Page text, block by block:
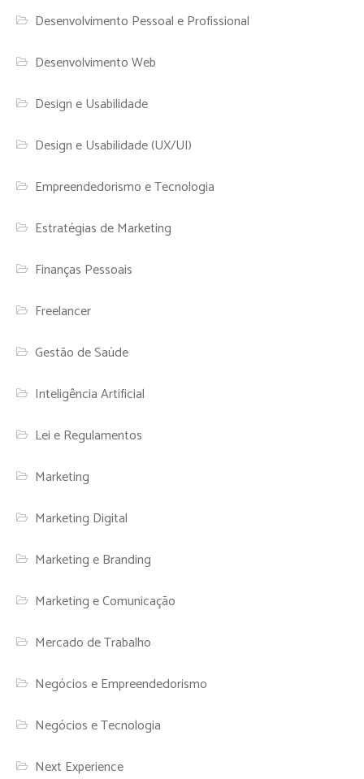
Desenvolvimento Pessoal e Profissional
Desenvolvimento Web
Design e Usabilidade
Design e Usabilidade (UX/UI)
Empreendedorismo e Tecnologia
Estratégias de Marketing
Finanças Pessoais
Freelancer
Gestão de Saúde
Inteligência Artificial
Lei e Regulamentos
Marketing
Marketing Digital
Marketing e Branding
Marketing e Comunicação
Mercado de Trabalho
Negócios e Empreendedorismo
Negócios e Tecnologia
Next Experience